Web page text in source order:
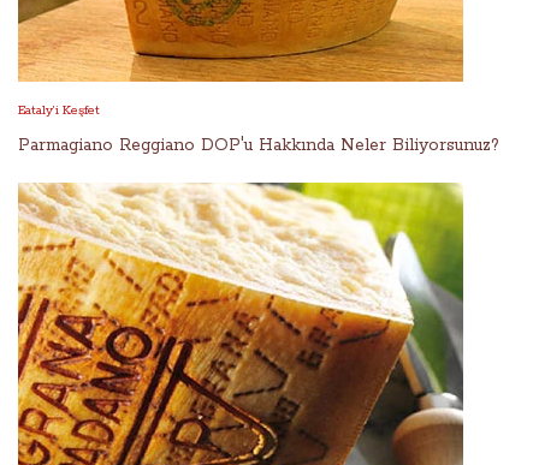
Eataly’i Keşfet
Parmagiano Reggiano DOP'u Hakkında Neler Biliyorsunuz?